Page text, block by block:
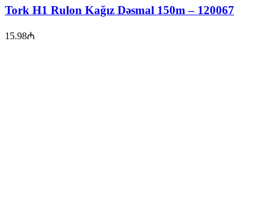
Tork H1 Rulon Kağız Dəsmal 150m – 120067
15.98₼